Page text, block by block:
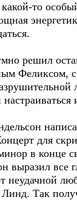
то
решил
Феликсом, с
для
в конце
выразил все
неудачной
Так